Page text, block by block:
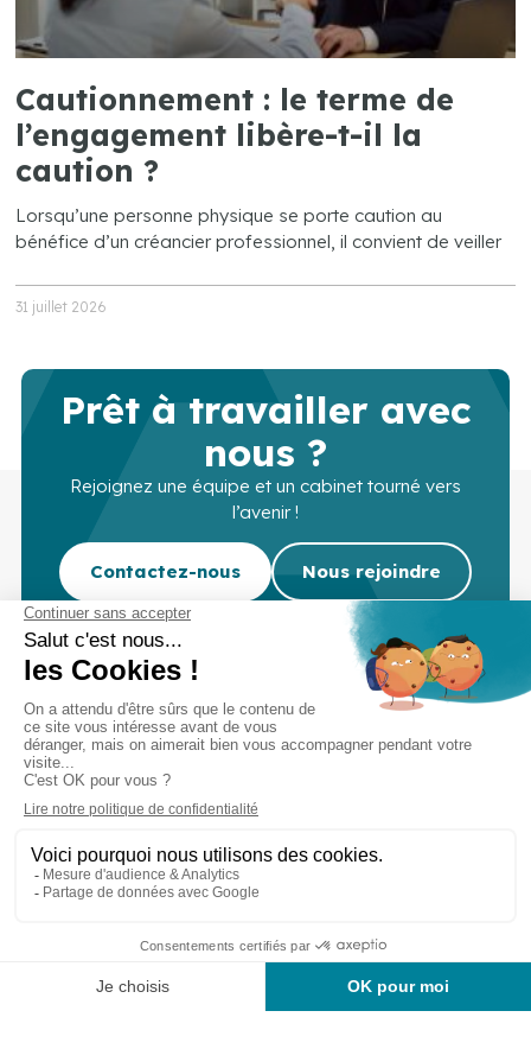
Cautionnement : le terme de
l’engagement libère-t-il la
caution ?
Lorsqu’une personne physique se porte caution au
bénéfice d’un créancier professionnel, il convient de veiller
31 juillet 2026
Prêt à travailler avec
nous ?
Rejoignez une équipe et un cabinet tourné vers
l’avenir !
Contactez-nous Nous rejoindre
Cabinet d’experts-comptables commissaires aux
comptes sur Lille, Lens et Douai
Services Secteurs Outils
Recrutement
Actu